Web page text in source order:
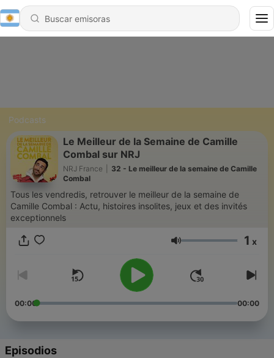
Podcasts
Le Meilleur de la Semaine de Camille
Combal sur NRJ
NRJ France
32 - Le meilleur de la semaine de Camille
Combal
Tous les vendredis, retrouver le meilleur de la semaine de
Camille Combal : Actu, histoires insolites, jeux et des invités
exceptionnels
Volumen 1 x
00:00 00:00
Episodios